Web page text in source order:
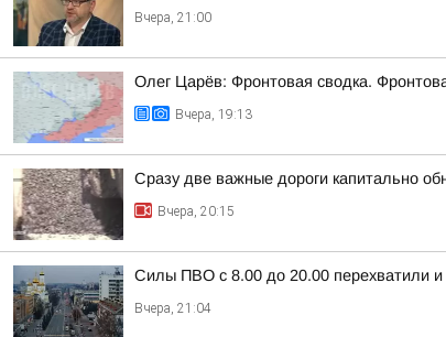
Вчера, 21:00
Олег Царёв: Фронтовая сводка.
Вчера, 19:13
Сразу две важные дороги капитально
Вчера, 20:15
Силы ПВО с 8.00 до 20.00 перехватили и
Вчера, 21:04